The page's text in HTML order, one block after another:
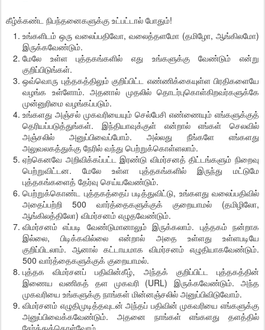
கீழ்க்கண்ட நிபந்தனைகளுக்கு உட்பட்டால் போதும்!
உங்களிடம் ஒரு வலைப்பதிவோ, வலைத்தளமோ (தமிழோ, ஆங்கிலமோ)
இருக்கவேண்டும்.
மேலே உள்ள புத்தகங்களில் எது உங்களுக்கு வேண்டும் என்று
குறிப்பிடுங்கள்.
ஒவ்வொரு புத்தகத்திலும் குறிப்பிட்ட எண்ணிக்கையுள்ள பிரதிகளையே
வழங்க உள்ளோம். அதனால் முதலில் தொடர்புகொள்கிறவர்களுக்கே
முன்னுரிமை வழங்கப்படும்.
உங்களது அஞ்சல் முகவரியையும் செல்பேசி எண்ணையும் எங்களுக்குத்
தெரியப்படுத்துங்கள். இந்தியாவுக்குள் என்றால் எங்கள் செலவில்
அஞ்சலில் அனுப்பிவைப்போம். அல்லது நீங்களே எங்களது
அலுவலகத்துக்கு நேரில் வந்து பெற்றுக்கொள்ளலாம்.
ஏற்கெனவே அறிவிக்கப்பட்ட இரண்டு விமர்சனத் திட்டங்களும் நிறைவு
பெற்றுவிட்டன. மேலே உள்ள புத்தகங்களில் இருந்து மட்டுமே
புத்தகங்களைத் தேர்வு செய்யவேண்டும்.
பெற்றுக்கொண்ட புத்தகத்தைப் படித்துவிட்டு, உங்களது வலைப்பதிவில்
அதைப்பற்றி 500 வார்த்தைகளுக்குக் குறையாமல் (தமிழிலோ,
ஆங்கிலத்திலோ) விமர்சனம் எழுதவேண்டும்.
விமர்சனம் எப்படி வேண்டுமானாலும் இருக்கலாம். புத்தகம் நன்றாக
இல்லை, பிடிக்கவில்லை என்றால் அதை உள்ளது உள்ளபடியே
குறிப்பிடலாம். ஆனால் கட்டாயமாக விமர்சனம் எழுதியாகவேண்டும்.
500 வார்த்தைகளுக்குக் குறையாமல்.
புத்தக விமர்சனப் பதிவின்கீழ், அந்தக் குறிப்பிட்ட புத்தகத்தின்
இணைய வணிகத் தள முகவரி (URL) இருக்கவேண்டும். அந்த
முகவரியை உங்களுக்கு நாங்கள் மின்னஞ்சலில் அனுப்பிவிடுவோம்.
விமர்சனம் எழுதிமுடித்தவுடன் அந்தப் பதிவின் முகவரியை எங்களுக்கு
அனுப்பிவைக்கவேண்டும். அதனை நாங்கள் எங்களது தளத்தில்
சேர்த்துக்கொள்வோம்.